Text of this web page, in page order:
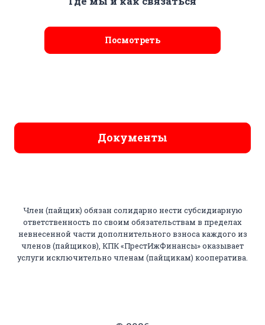
Посмотреть
Документы
Член (пайщик) обязан солидарно нести субсидиарную
ответственность по своим обязательствам в пределах
невнесенной части дополнительного взноса каждого из
членов (пайщиков), КПК «ПрестИжФинансы» оказывает
услуги исключительно членам (пайщикам) кооператива.